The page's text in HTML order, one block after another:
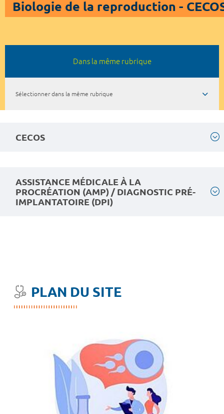
Biologie de la reproduction -
Dans la même rubrique
Sélectionner dans la même rubrique
CECOS
ASSISTANCE MÉDICALE À LA
PROCRÉATION (AMP) / DIAGNOSTIC PRÉ-
IMPLANTATOIRE (DPI)
PLAN DU SITE